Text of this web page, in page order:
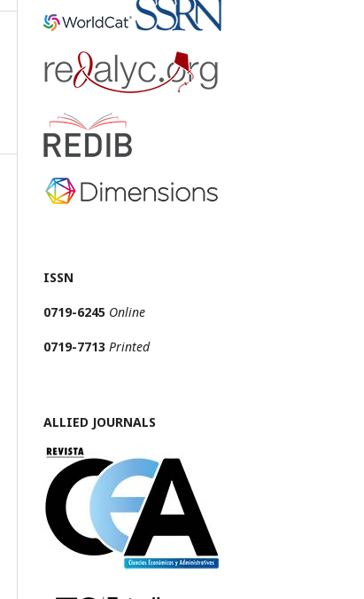
ISSN
0719-6245 Online
0719-7713 Printed
ALLIED JOURNALS